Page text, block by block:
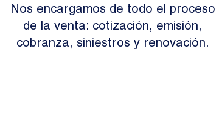
Nos encargamos de todo el proceso
de la venta: cotización, emisión,
cobranza, siniestros y renovación.